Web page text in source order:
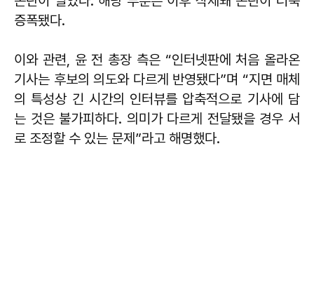
증폭됐다.
이와 관련, 윤 전 총장 측은 “인터넷판에 처음 올라온
기사는 후보의 의도와 다르게 반영됐다”며 “지면 매체
의 특성상 긴 시간의 인터뷰를 압축적으로 기사에 담
는 것은 불가피하다. 의미가 다르게 전달됐을 경우 서
로 조정할 수 있는 문제”라고 해명했다.